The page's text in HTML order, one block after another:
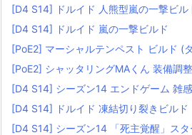
[D4 S14] ドルイド 人熊型嵐の一撃ビル
[D4 S14] ドルイド 嵐の一撃ビルド
[PoE2] マーシャルテンペスト ビルド (
[PoE2] シャッタリングMAくん 装備調
[D4 S14] シーズン14 エンドゲーム 雑感
[D4 S14] ドルイド 凍結切り裂きビルド
[D4 S14] シーズン14 「死主覚醒」スタ